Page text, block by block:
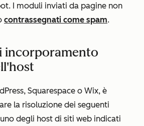
I moduli inviati da pagine non
contrassegnati come spam.
incorporamento
Squarespace o Wix, è
la risoluzione dei seguenti
degli host di siti web indicati